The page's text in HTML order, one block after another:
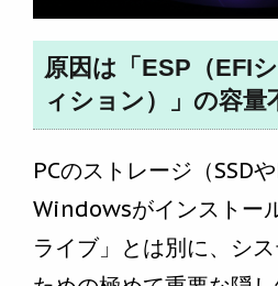
原因は「ESP（EFI
ィション）」の容量
PCのストレージ（SSDや
Windowsがインストー
ライブ」とは別に、シ